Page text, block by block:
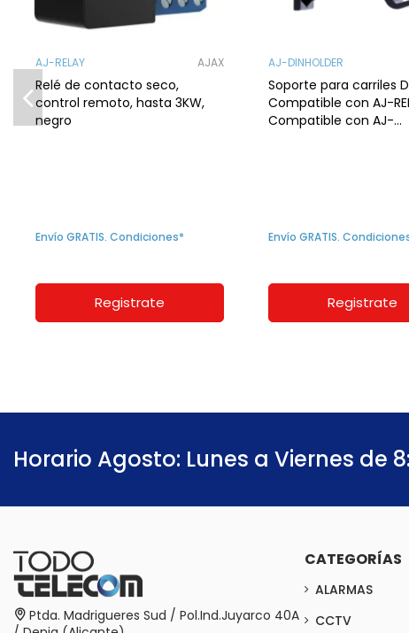
AJ-RELAY AJAX
Relé de contacto seco,
control remoto, hasta 3KW,
negro
Envío GRATIS. Condiciones*
Registrate
AJ-DINHOLDER
Soporte para carriles
Compatible con AJ-
Compatible con AJ-
Envío GRATIS.
Registrate
Horario Agosto: Lunes a Viernes de
Ptda. Madrigueres Sud / Pol.Ind.Juyarco 40A
CATEGORÍAS
ALARMAS
CCTV